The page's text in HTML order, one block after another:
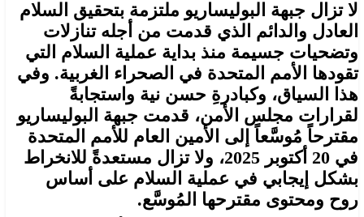
لا تزال جبهة البوليساريو ملتزمة بتحقيق السلام
العادل والدائم الذي قدمت من أجله تنازلات
وتضحيات جسيمة منذ بداية عملية السلام التي
تقودها الأمم المتحدة في الصحراء الغربية. وفي
هذا السياق، وكبادرةِ حسن نية واستجابةً
لقرارات مجلس الأمن، قدمت جبهة البوليساريو
مقترحاً مُوسَّعاً إلى الأمين العام للأمم المتحدة
في 20 أكتوبر 2025، ولا تزال مستعدةً للانخراط
بشكل إيجابي في عملية السلام على أساس
روح ومحتوى مقترحها المُوسَّع.